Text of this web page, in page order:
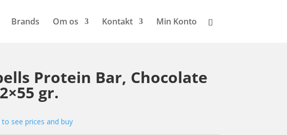
Brands Om os Kontakt Min Konto
Protein Bar, Chocolate
gr.
to see prices and buy